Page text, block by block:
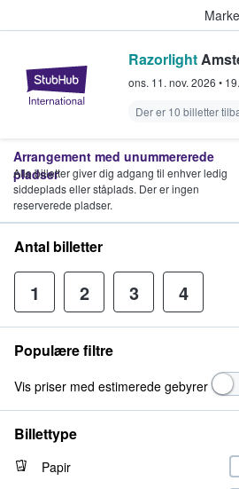
StubHub -
Razorlight
ons. 11. nov. 2026 •
Der er 10 billetter
Arrangement med unummererede
pladser
Alle billetter giver dig adgang til enhver ledig
siddeplads eller ståplads. Der er ingen
reserverede pladser.
Antal billetter
1 2 3 4
Populære filtre
Vis priser med estimerede gebyrer
Billettype
Papir